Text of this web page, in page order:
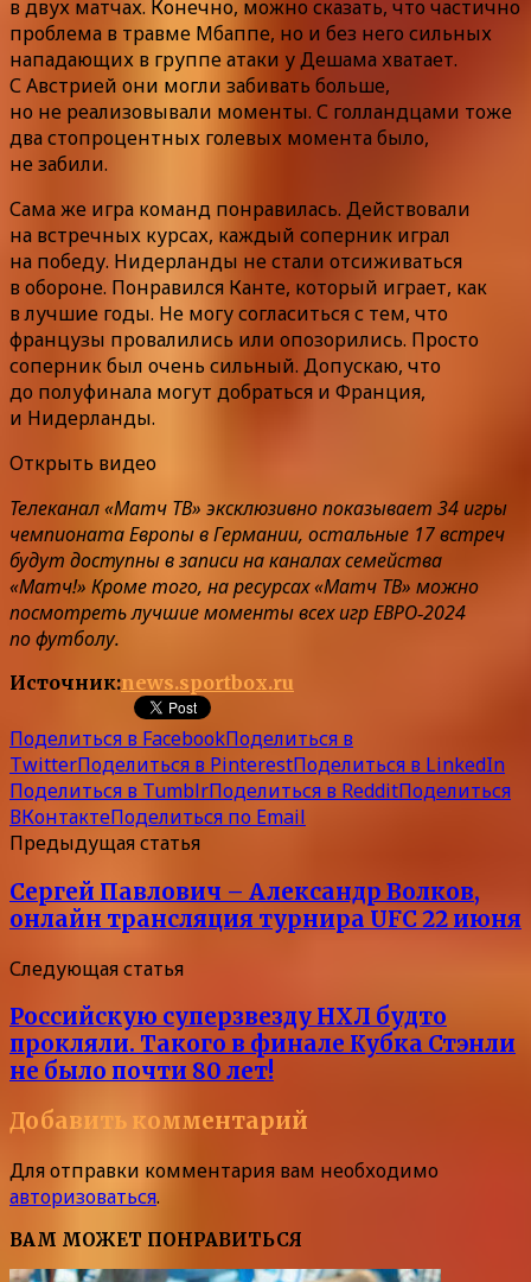
в двух матчах. Конечно, можно сказать, что частично
проблема в травме Мбаппе, но и без него сильных
нападающих в группе атаки у Дешама хватает.
С Австрией они могли забивать больше,
но не реализовывали моменты. С голландцами тоже
два стопроцентных голевых момента было,
не забили.
Сама же игра команд понравилась. Действовали
на встречных курсах, каждый соперник играл
на победу. Нидерланды не стали отсиживаться
в обороне. Понравился Канте, который играет, как
в лучшие годы. Не могу согласиться с тем, что
французы провалились или опозорились. Просто
соперник был очень сильный. Допускаю, что
до полуфинала могут добраться и Франция,
и Нидерланды.
Открыть видео
Телеканал «Матч ТВ» эксклюзивно показывает 34 игры
чемпионата Европы в Германии, остальные 17 встреч
будут доступны в записи на каналах семейства
«Матч!» Кроме того, на ресурсах «Матч ТВ» можно
посмотреть лучшие моменты всех игр ЕВРО‑2024
по футболу.
Источник:news.sportbox.ru
Поделиться в FacebookПоделиться в
TwitterПоделиться в PinterestПоделиться в LinkedIn
Поделиться в TumblrПоделиться в RedditПоделиться
ВКонтактеПоделиться по Email
Предыдущая статья
Сергей Павлович – Александр Волков,
онлайн трансляция турнира UFC 22 июня
Следующая статья
Российскую суперзвезду НХЛ будто
прокляли. Такого в финале Кубка Стэнли
не было почти 80 лет!
Добавить комментарий
Для отправки комментария вам необходимо
авторизоваться.
ВАМ МОЖЕТ ПОНРАВИТЬСЯ